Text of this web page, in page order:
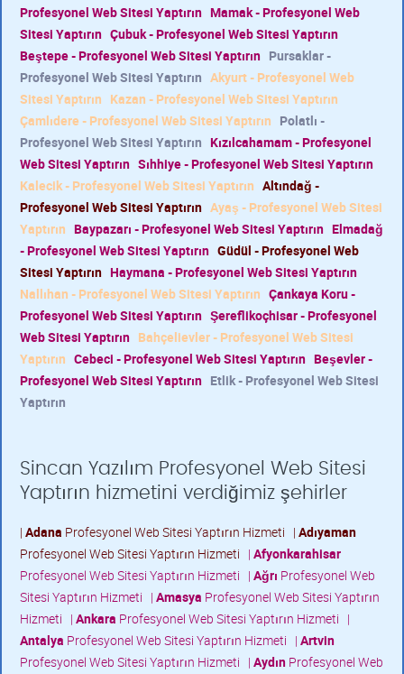
Profesyonel Web Sitesi Yaptırın Mamak - Profesyonel Web
Sitesi Yaptırın Çubuk - Profesyonel Web Sitesi Yaptırın
Beştepe - Profesyonel Web Sitesi Yaptırın Pursaklar -
Profesyonel Web Sitesi Yaptırın Akyurt - Profesyonel Web
Sitesi Yaptırın Kazan - Profesyonel Web Sitesi Yaptırın
Çamlıdere - Profesyonel Web Sitesi Yaptırın Polatlı -
Profesyonel Web Sitesi Yaptırın Kızılcahamam - Profesyonel
Web Sitesi Yaptırın Sıhhiye - Profesyonel Web Sitesi Yaptırın
Kalecik - Profesyonel Web Sitesi Yaptırın Altındağ -
Profesyonel Web Sitesi Yaptırın Ayaş - Profesyonel Web Sitesi
Yaptırın Baypazarı - Profesyonel Web Sitesi Yaptırın Elmadağ
- Profesyonel Web Sitesi Yaptırın Güdül - Profesyonel Web
Sitesi Yaptırın Haymana - Profesyonel Web Sitesi Yaptırın
Nallıhan - Profesyonel Web Sitesi Yaptırın Çankaya Koru -
Profesyonel Web Sitesi Yaptırın Şereflikoçhisar - Profesyonel
Web Sitesi Yaptırın Bahçelievler - Profesyonel Web Sitesi
Yaptırın Cebeci - Profesyonel Web Sitesi Yaptırın Beşevler -
Profesyonel Web Sitesi Yaptırın Etlik - Profesyonel Web Sitesi
Yaptırın
Sincan Yazılım Profesyonel Web Sitesi
Yaptırın hizmetini verdiğimiz şehirler
| Adana Profesyonel Web Sitesi Yaptırın Hizmeti | Adıyaman
Profesyonel Web Sitesi Yaptırın Hizmeti | Afyonkarahisar
Profesyonel Web Sitesi Yaptırın Hizmeti | Ağrı Profesyonel Web
Sitesi Yaptırın Hizmeti | Amasya Profesyonel Web Sitesi Yaptırın
Hizmeti | Ankara Profesyonel Web Sitesi Yaptırın Hizmeti |
Antalya Profesyonel Web Sitesi Yaptırın Hizmeti | Artvin
Profesyonel Web Sitesi Yaptırın Hizmeti | Aydın Profesyonel Web